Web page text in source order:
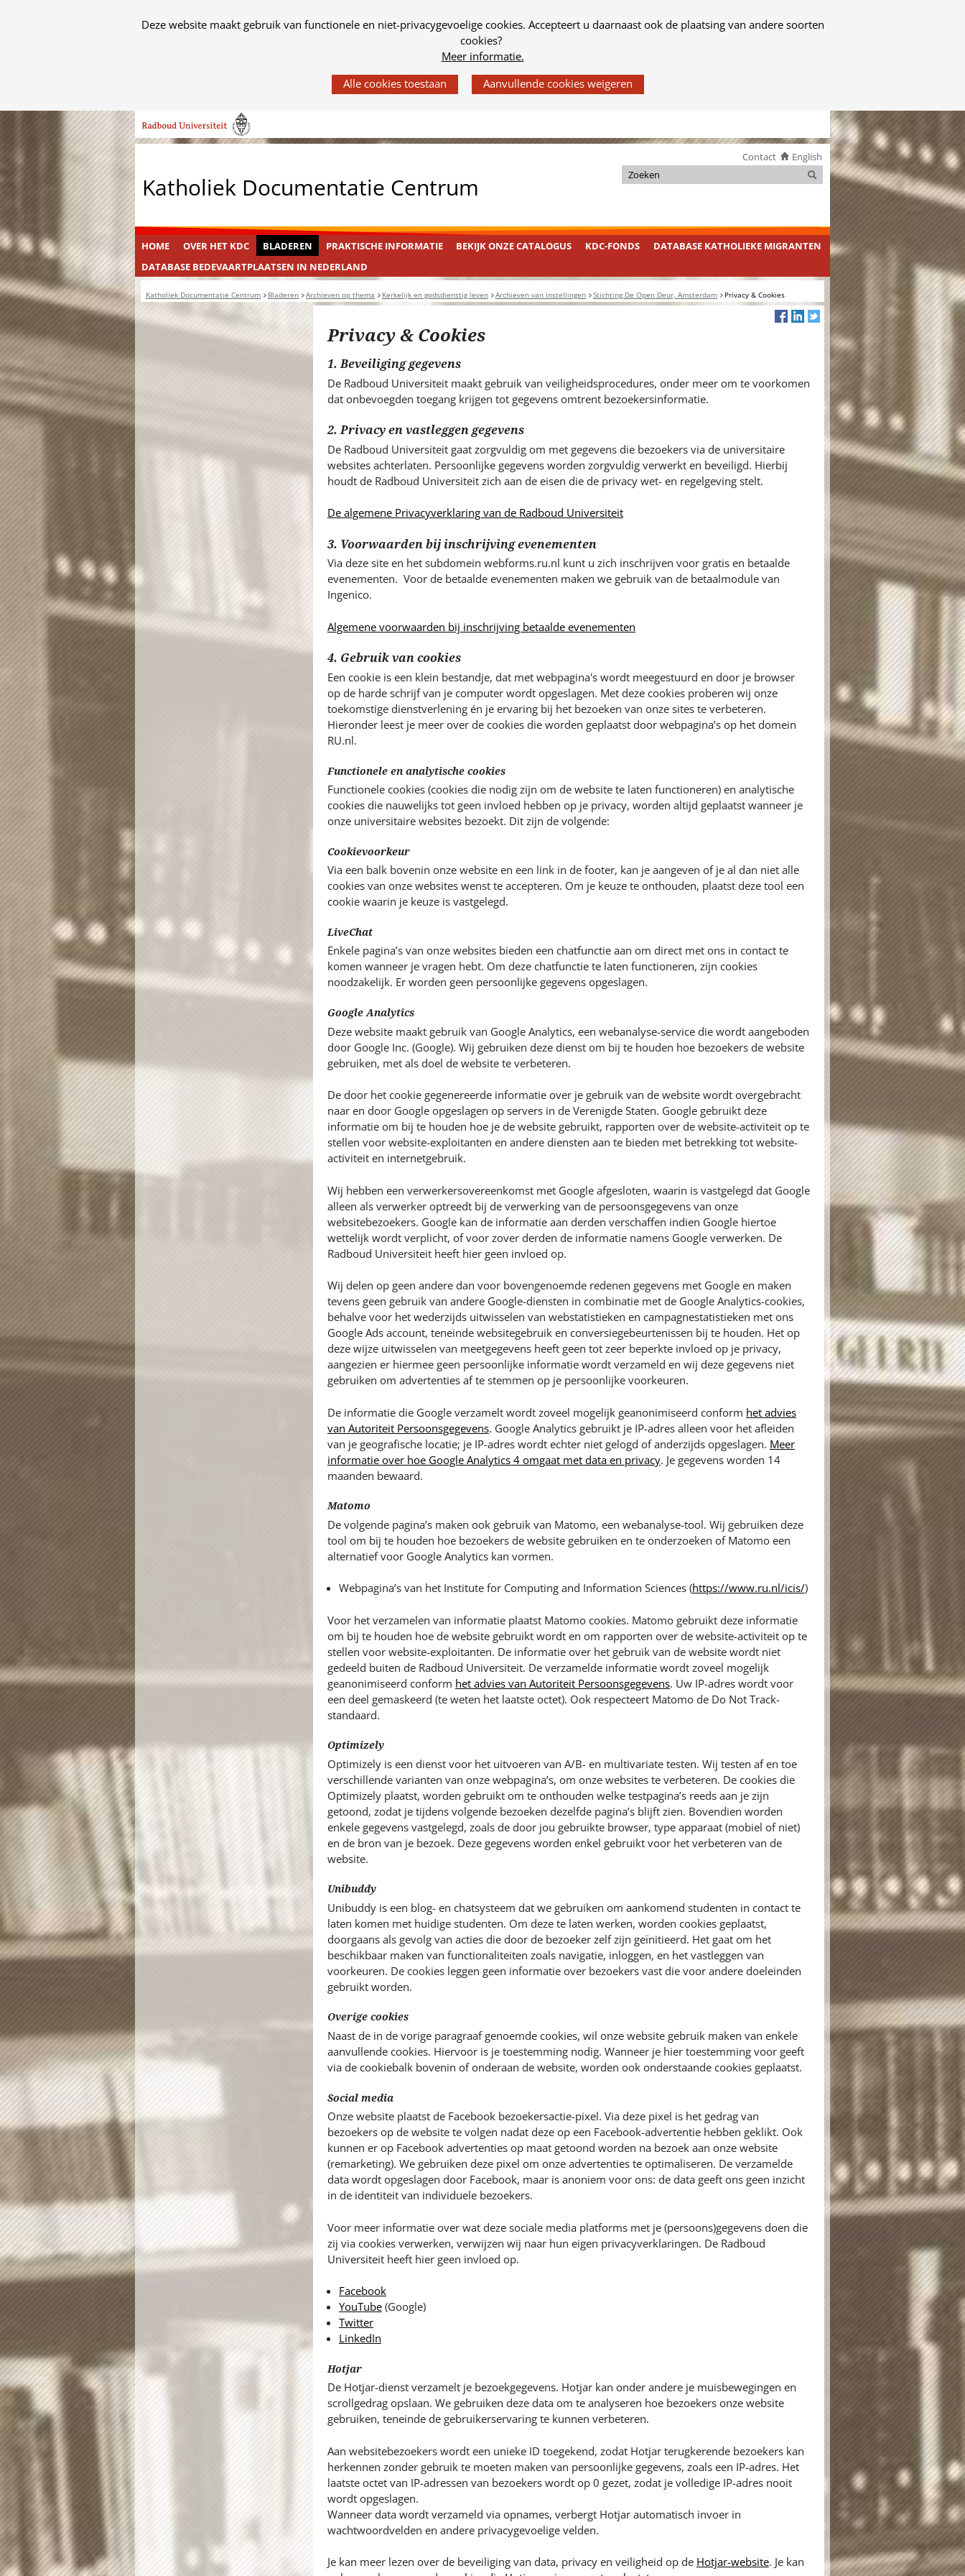
Cookies
Deze website maakt gebruik van functionele en niet-privacygevoelige cookies. Accepteert u daarnaast ook de plaatsing van andere soorten
cookies?
Meer informatie.
gebruik
van
op
deze
worden
toegestaan
geweigerd.
Ga
naar
de
inhoud
Katholiek Documentatie Centrum
Contact English
k
i
d
e
i
.
.
Zoeken
Zoeken
HOME OVER HET KDC BLADEREN PRAKTISCHE INFORMATIE BEKIJK ONZE CATALOGUS KDC-FONDS
DATABASE KATHOLIEKE MIGRANTEN
DATABASE BEDEVAARTPLAATSEN IN NEDERLAND
Katholiek Documentatie Centrum Bladeren Archieven op thema Kerkelijk en godsdienstig leven Archieven van instellingen Stichting De Open Deur, Amsterdam Privacy & Cookies
Privacy & Cookies
1. Beveiliging gegevens
De Radboud Universiteit maakt gebruik van veiligheidsprocedures, onder meer om te voorkomen
dat onbevoegden toegang krijgen tot gegevens omtrent bezoekersinformatie.
2. Privacy en vastleggen gegevens
De Radboud Universiteit gaat zorgvuldig om met gegevens die bezoekers via de universitaire
websites achterlaten. Persoonlijke gegevens worden zorgvuldig verwerkt en beveiligd. Hierbij
houdt de Radboud Universiteit zich aan de eisen die de privacy wet- en regelgeving stelt.
De algemene Privacyverklaring van de Radboud Universiteit
3. Voorwaarden bij inschrijving evenementen
Via deze site en het subdomein webforms.ru.nl kunt u zich inschrijven voor gratis en betaalde
evenementen. Voor de betaalde evenementen maken we gebruik van de betaalmodule van
Ingenico.
Algemene voorwaarden bij inschrijving betaalde evenementen
4. Gebruik van cookies
Een cookie is een klein bestandje, dat met webpagina's wordt meegestuurd en door je browser
op de harde schrijf van je computer wordt opgeslagen. Met deze cookies proberen wij onze
toekomstige dienstverlening én je ervaring bij het bezoeken van onze sites te verbeteren.
Hieronder leest je meer over de cookies die worden geplaatst door webpagina’s op het domein
RU.nl.
Functionele en analytische cookies
Functionele cookies (cookies die nodig zijn om de website te laten functioneren) en analytische
cookies die nauwelijks tot geen invloed hebben op je privacy, worden altijd geplaatst wanneer je
onze universitaire websites bezoekt. Dit zijn de volgende:
Cookievoorkeur
Via een balk bovenin onze website en een link in de footer, kan je aangeven of je al dan niet alle
cookies van onze websites wenst te accepteren. Om je keuze te onthouden, plaatst deze tool een
cookie waarin je keuze is vastgelegd.
LiveChat
Enkele pagina’s van onze websites bieden een chatfunctie aan om direct met ons in contact te
komen wanneer je vragen hebt. Om deze chatfunctie te laten functioneren, zijn cookies
noodzakelijk. Er worden geen persoonlijke gegevens opgeslagen.
Google Analytics
Deze website maakt gebruik van Google Analytics, een webanalyse-service die wordt aangeboden
door Google Inc. (Google). Wij gebruiken deze dienst om bij te houden hoe bezoekers de website
gebruiken, met als doel de website te verbeteren.
De door het cookie gegenereerde informatie over je gebruik van de website wordt overgebracht
naar en door Google opgeslagen op servers in de Verenigde Staten. Google gebruikt deze
informatie om bij te houden hoe je de website gebruikt, rapporten over de website-activiteit op te
stellen voor website-exploitanten en andere diensten aan te bieden met betrekking tot website-
activiteit en internetgebruik.
Wij hebben een verwerkersovereenkomst met Google afgesloten, waarin is vastgelegd dat Google
alleen als verwerker optreedt bij de verwerking van de persoonsgegevens van onze
websitebezoekers. Google kan de informatie aan derden verschaffen indien Google hiertoe
wettelijk wordt verplicht, of voor zover derden de informatie namens Google verwerken. De
Radboud Universiteit heeft hier geen invloed op.
Wij delen op geen andere dan voor bovengenoemde redenen gegevens met Google en maken
tevens geen gebruik van andere Google-diensten in combinatie met de Google Analytics-cookies,
behalve voor het wederzijds uitwisselen van webstatistieken en campagnestatistieken met ons
Google Ads account, teneinde websitegebruik en conversiegebeurtenissen bij te houden. Het op
deze wijze uitwisselen van meetgegevens heeft geen tot zeer beperkte invloed op je privacy,
aangezien er hiermee geen persoonlijke informatie wordt verzameld en wij deze gegevens niet
gebruiken om advertenties af te stemmen op je persoonlijke voorkeuren.
De informatie die Google verzamelt wordt zoveel mogelijk geanonimiseerd conform het advies
van Autoriteit Persoonsgegevens. Google Analytics gebruikt je IP-adres alleen voor het afleiden
van je geografische locatie; je IP-adres wordt echter niet gelogd of anderzijds opgeslagen. Meer
informatie over hoe Google Analytics 4 omgaat met data en privacy. Je gegevens worden 14
maanden bewaard.
Matomo
De volgende pagina’s maken ook gebruik van Matomo, een webanalyse-tool. Wij gebruiken deze
tool om bij te houden hoe bezoekers de website gebruiken en te onderzoeken of Matomo een
alternatief voor Google Analytics kan vormen.
Webpagina’s van het Institute for Computing and Information Sciences (https://www.ru.nl/icis/)
Voor het verzamelen van informatie plaatst Matomo cookies. Matomo gebruikt deze informatie
om bij te houden hoe de website gebruikt wordt en om rapporten over de website-activiteit op te
stellen voor website-exploitanten. De informatie over het gebruik van de website wordt niet
gedeeld buiten de Radboud Universiteit. De verzamelde informatie wordt zoveel mogelijk
geanonimiseerd conform het advies van Autoriteit Persoonsgegevens. Uw IP-adres wordt voor
een deel gemaskeerd (te weten het laatste octet). Ook respecteert Matomo de Do Not Track-
standaard.
Optimizely
Optimizely is een dienst voor het uitvoeren van A/B- en multivariate testen. Wij testen af en toe
verschillende varianten van onze webpagina’s, om onze websites te verbeteren. De cookies die
Optimizely plaatst, worden gebruikt om te onthouden welke testpagina’s reeds aan je zijn
getoond, zodat je tijdens volgende bezoeken dezelfde pagina’s blijft zien. Bovendien worden
enkele gegevens vastgelegd, zoals de door jou gebruikte browser, type apparaat (mobiel of niet)
en de bron van je bezoek. Deze gegevens worden enkel gebruikt voor het verbeteren van de
website.
Unibuddy
Unibuddy is een blog- en chatsysteem dat we gebruiken om aankomend studenten in contact te
laten komen met huidige studenten. Om deze te laten werken, worden cookies geplaatst,
doorgaans als gevolg van acties die door de bezoeker zelf zijn geïnitieerd. Het gaat om het
beschikbaar maken van functionaliteiten zoals navigatie, inloggen, en het vastleggen van
voorkeuren. De cookies leggen geen informatie over bezoekers vast die voor andere doeleinden
gebruikt worden.
Overige cookies
Naast de in de vorige paragraaf genoemde cookies, wil onze website gebruik maken van enkele
aanvullende cookies. Hiervoor is je toestemming nodig. Wanneer je hier toestemming voor geeft
via de cookiebalk bovenin of onderaan de website, worden ook onderstaande cookies geplaatst.
Social media
Onze website plaatst de Facebook bezoekersactie-pixel. Via deze pixel is het gedrag van
bezoekers op de website te volgen nadat deze op een Facebook-advertentie hebben geklikt. Ook
kunnen er op Facebook advertenties op maat getoond worden na bezoek aan onze website
(remarketing). We gebruiken deze pixel om onze advertenties te optimaliseren. De verzamelde
data wordt opgeslagen door Facebook, maar is anoniem voor ons: de data geeft ons geen inzicht
in de identiteit van individuele bezoekers.
Voor meer informatie over wat deze sociale media platforms met je (persoons)gegevens doen die
zij via cookies verwerken, verwijzen wij naar hun eigen privacyverklaringen. De Radboud
Universiteit heeft hier geen invloed op.
Facebook
YouTube(Google)
Twitter
LinkedIn
Hotjar
De Hotjar-dienst verzamelt je bezoekgegevens. Hotjar kan onder andere je muisbewegingen en
scrollgedrag opslaan. We gebruiken deze data om te analyseren hoe bezoekers onze website
gebruiken, teneinde de gebruikerservaring te kunnen verbeteren.
Aan websitebezoekers wordt een unieke ID toegekend, zodat Hotjar terugkerende bezoekers kan
herkennen zonder gebruik te moeten maken van persoonlijke gegevens, zoals een IP-adres. Het
laatste octet van IP-adressen van bezoekers wordt op 0 gezet, zodat je volledige IP-adres nooit
wordt opgeslagen.
Wanneer data wordt verzameld via opnames, verbergt Hotjar automatisch invoer in
wachtwoordvelden en andere privacygevoelige velden.
Je kan meer lezen over de beveiliging van data, privacy en veiligheid op de Hotjar-website. Je kan